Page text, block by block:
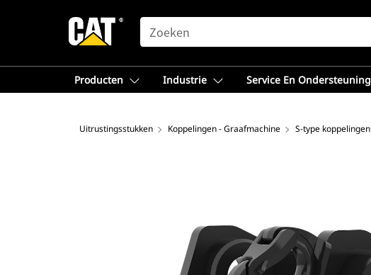
SEARCH
Producten Industrie Service En Ondersteuning
Uitrustingsstukken Koppelingen - Graafmachine S-type koppelingen